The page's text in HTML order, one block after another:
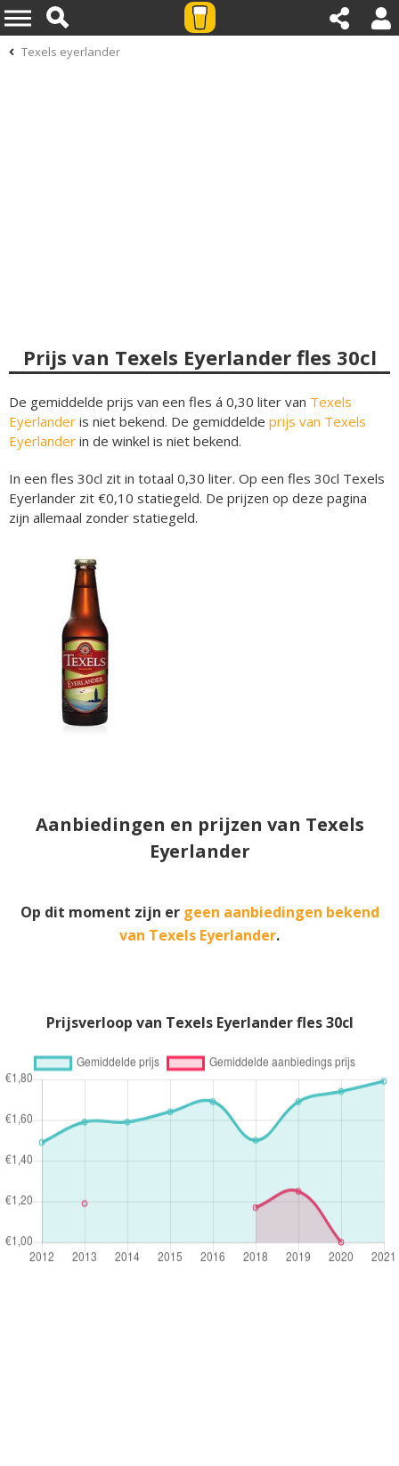
Texels eyerlander
Prijs van Texels Eyerlander fles 30cl
De gemiddelde prijs van een fles á 0,30 liter van Texels
Eyerlander is niet bekend. De gemiddelde prijs van Texels
Eyerlander in de winkel is niet bekend.
In een fles 30cl zit in totaal 0,30 liter. Op een fles 30cl Texels
Eyerlander zit €0,10 statiegeld. De prijzen op deze pagina
zijn allemaal zonder statiegeld.
Aanbiedingen en prijzen van Texels
Eyerlander
Op dit moment zijn er geen aanbiedingen bekend
van Texels Eyerlander.
Prijsverloop van Texels Eyerlander fles 30cl